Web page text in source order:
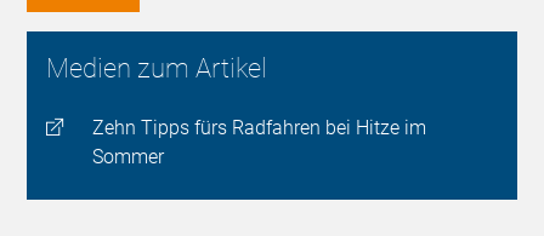
Medien zum Artikel
Zehn Tipps fürs Radfahren bei Hitze im
Sommer